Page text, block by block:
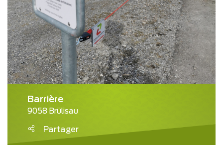
Barrière
9058 Brülisau
Partager